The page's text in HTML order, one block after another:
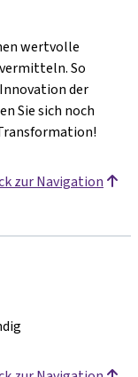
wertvolle
So
der
Sie sich noch
zur Navigation